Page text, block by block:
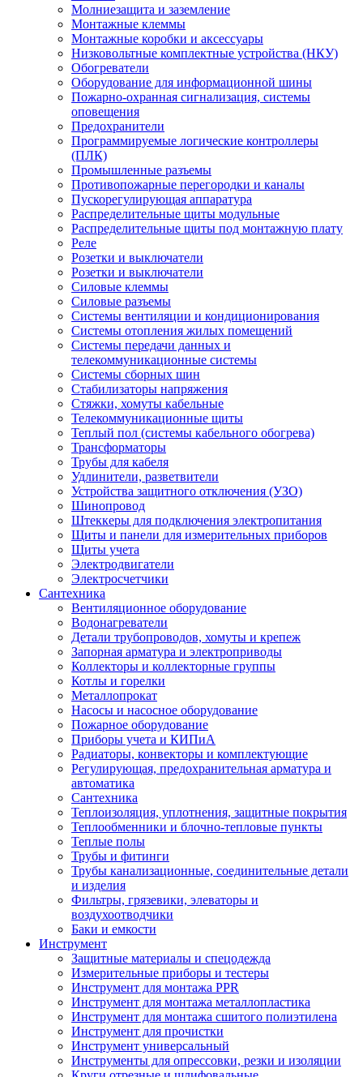
Молниезащита и заземление
Монтажные клеммы
Монтажные коробки и аксессуары
Низковольтные комплектные устройства (НКУ)
Обогреватели
Оборудование для информационной шины
Пожарно-охранная сигнализация, системы
оповещения
Предохранители
Программируемые логические контроллеры
(ПЛК)
Промышленные разъемы
Противопожарные перегородки и каналы
Пускорегулирующая аппаратура
Распределительные щиты модульные
Распределительные щиты под монтажную плату
Реле
Розетки и выключатели
Розетки и выключатели
Силовые клеммы
Силовые разъемы
Системы вентиляции и кондиционирования
Системы отопления жилых помещений
Системы передачи данных и
телекоммуникационные системы
Системы сборных шин
Стабилизаторы напряжения
Стяжки, хомуты кабельные
Телекоммуникационные щиты
Теплый пол (системы кабельного обогрева)
Трансформаторы
Трубы для кабеля
Удлинители, разветвители
Устройства защитного отключения (УЗО)
Шинопровод
Штеккеры для подключения электропитания
Щиты и панели для измерительных приборов
Щиты учета
Электродвигатели
Электросчетчики
Сантехника
Вентиляционное оборудование
Водонагреватели
Детали трубопроводов, хомуты и крепеж
Запорная арматура и электроприводы
Коллекторы и коллекторные группы
Котлы и горелки
Металлопрокат
Насосы и насосное оборудование
Пожарное оборудование
Приборы учета и КИПиА
Радиаторы, конвекторы и комплектующие
Регулирующая, предохранительная арматура и
автоматика
Сантехника
Теплоизоляция, уплотнения, защитные покрытия
Теплообменники и блочно-тепловые пункты
Теплые полы
Трубы и фитинги
Трубы канализационные, соединительные детали
и изделия
Фильтры, грязевики, элеваторы и
воздухоотводчики
Баки и емкости
Инструмент
Защитные материалы и спецодежда
Измерительные приборы и тестеры
Инструмент для монтажа PPR
Инструмент для монтажа металлопластика
Инструмент для монтажа сшитого полиэтилена
Инструмент для прочистки
Инструмент универсальный
Инструменты для опрессовки, резки и изоляции